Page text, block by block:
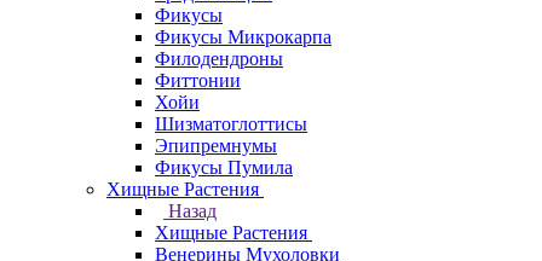
Фикусы
Фикусы Микрокарпа
Филодендроны
Фиттонии
Хойи
Шизматоглоттисы
Эпипремнумы
Фикусы Пумила
Хищные Растения
Назад
Хищные Растения
Венерины Мухоловки